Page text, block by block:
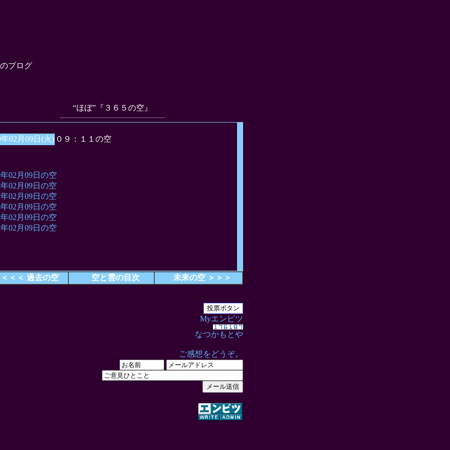
ブログ
“ほぼ”『３６５の空』
年02月09日(火) ０９：１１の空
02月09日の空
02月09日の空
02月09日の空
02月09日の空
02月09日の空
02月09日の空
＜＜＜ 過去の空 空と雲の目次 未来の空 ＞＞＞
Myエンピツ
なつかもとや
ご感想をどうぞ。